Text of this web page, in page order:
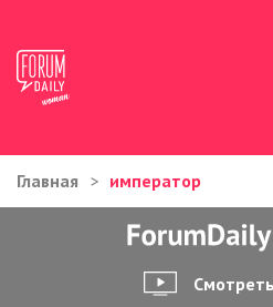
ЖИЗНЬ И ИСТОРИИ
ИММИГРАЦИЯ В США
Главная император